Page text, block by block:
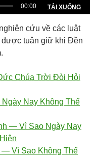
00:00 TẢI XUỐNG
cứu về các luật
được tuân giữ khi Đền
Chúa Trời Đòi Hỏi
Nay Không Thể
— Vì Sao Ngày Nay
— Vì Sao Không Thể